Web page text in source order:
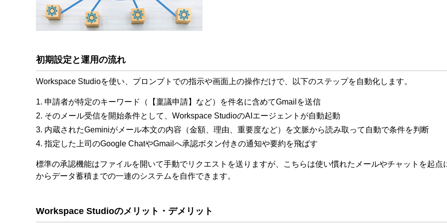
初期設定と運用の流れ
Workspace Studioを使い、プロンプトでの指示や画面上の操作だけで、以下のステップを自動化します。
1. 申請者が特定のキーワード（【稟議申請】など）を件名に含めてGmailを送信
2. そのメール受信を開始条件として、Workspace StudioのAIエージェントが自動起動
3. 内蔵されたGeminiがメール本文の内容（金額、理由、重要度など）を文脈から読み取って自動で条件を判断
4. 指定した上司のGoogle ChatやGmailへ承認ボタン付きの通知や要約を飛ばす
標準の承認機能はファイルを開いて手動でリクエストを送りますが、こちらは使い慣れたメールやチャットを起点
からデータ蓄積までの一連のシステムを自作できます。
Workspace Studioのメリット・デメリット